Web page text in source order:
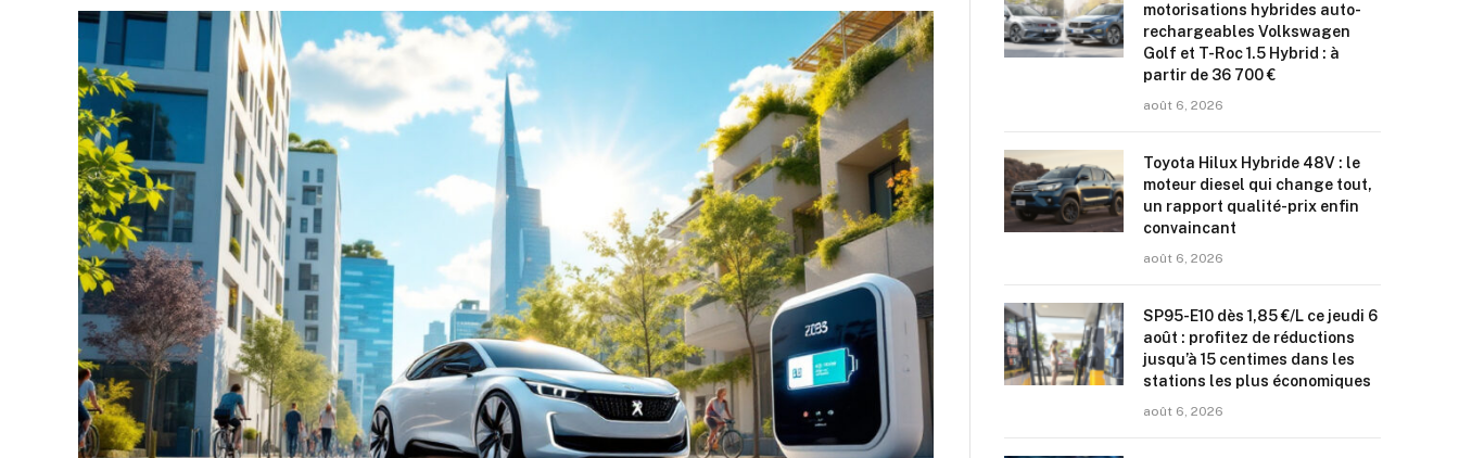
motorisations hybrides auto-
rechargeables Volkswagen
Golf et T-Roc 1.5 Hybrid : à
partir de 36 700 €
août 6, 2026
Toyota Hilux Hybride 48V : le
moteur diesel qui change tout,
un rapport qualité-prix enfin
convaincant
août 6, 2026
SP95-E10 dès 1,85 €/L ce jeudi 6
août : profitez de réductions
jusqu’à 15 centimes dans les
stations les plus économiques
août 6, 2026